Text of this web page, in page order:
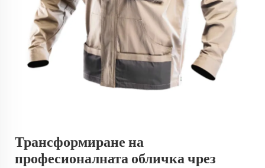
Трансформиране на
професионалната обличка чрез